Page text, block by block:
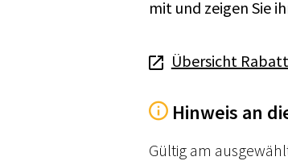
mit und zeigen Sie
Übersicht
Hinweis an
Gültig am